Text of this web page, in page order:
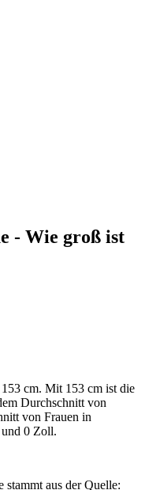
- Wie groß ist
cm. Mit 153 cm ist die
Durchschnitt von
von Frauen in
und 0 Zoll.
aus der Quelle: